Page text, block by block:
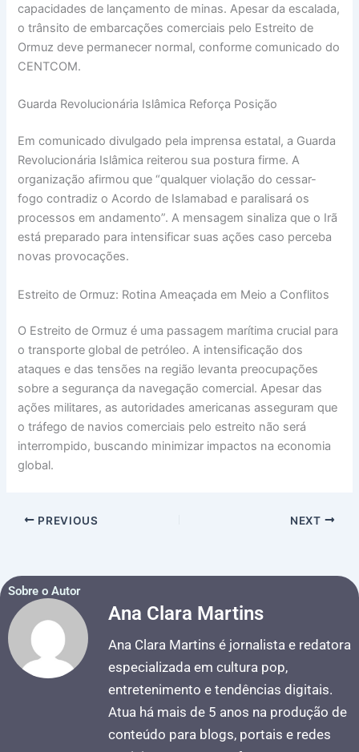
capacidades de lançamento de minas. Apesar da escalada,
o trânsito de embarcações comerciais pelo Estreito de
Ormuz deve permanecer normal, conforme comunicado do
CENTCOM.
Guarda Revolucionária Islâmica Reforça Posição
Em comunicado divulgado pela imprensa estatal, a Guarda
Revolucionária Islâmica reiterou sua postura firme. A
organização afirmou que “qualquer violação do cessar-
fogo contradiz o Acordo de Islamabad e paralisará os
processos em andamento”. A mensagem sinaliza que o Irã
está preparado para intensificar suas ações caso perceba
novas provocações.
Estreito de Ormuz: Rotina Ameaçada em Meio a Conflitos
O Estreito de Ormuz é uma passagem marítima crucial para
o transporte global de petróleo. A intensificação dos
ataques e das tensões na região levanta preocupações
sobre a segurança da navegação comercial. Apesar das
ações militares, as autoridades americanas asseguram que
o tráfego de navios comerciais pelo estreito não será
interrompido, buscando minimizar impactos na economia
global.
PREVIOUS NEXT
Sobre o Autor
Ana Clara Martins
Ana Clara Martins é jornalista e redatora
especializada em cultura pop,
entretenimento e tendências digitais.
Atua há mais de 5 anos na produção de
conteúdo para blogs, portais e redes